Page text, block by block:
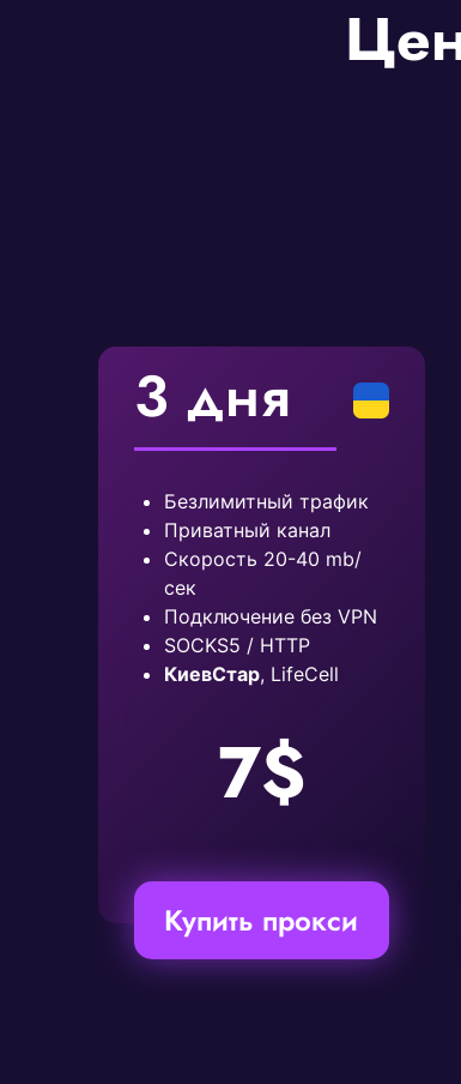
3 дня
Безлимитный трафик
Приватный канал
Скорость 20-40 mb/
сек
Подключение без VPN
SOCKS5 / HTTP
КиевСтар, LifeCell
7$
Купить прокси